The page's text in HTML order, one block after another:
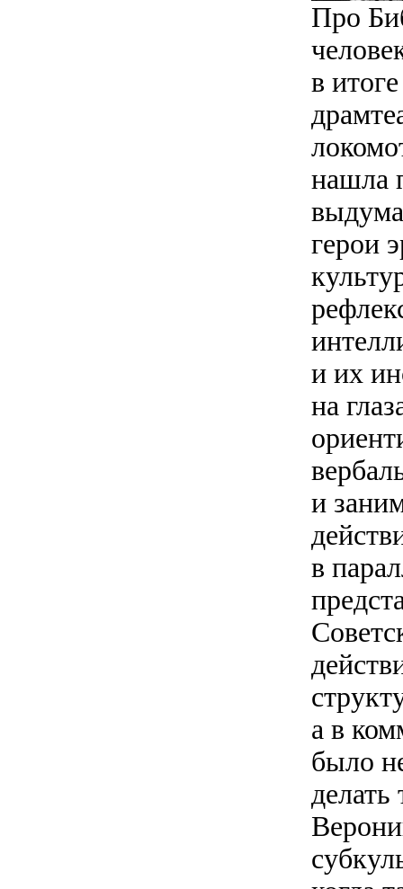
Про
в
нашла
герои
и их
на
и
в
а в
было